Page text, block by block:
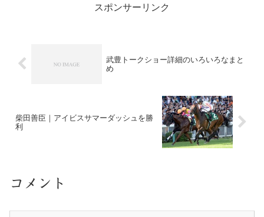
スポンサーリンク
武豊トークショー詳細のいろいろなまと
め
柴田善臣｜アイビスサマーダッシュを勝
利
コメント